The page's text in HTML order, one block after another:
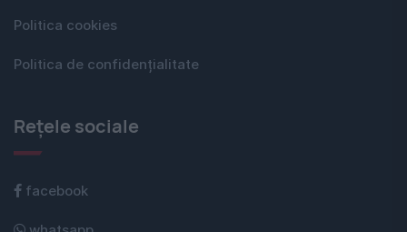
Politica cookies
Politica de confidențialitate
Rețele sociale
facebook